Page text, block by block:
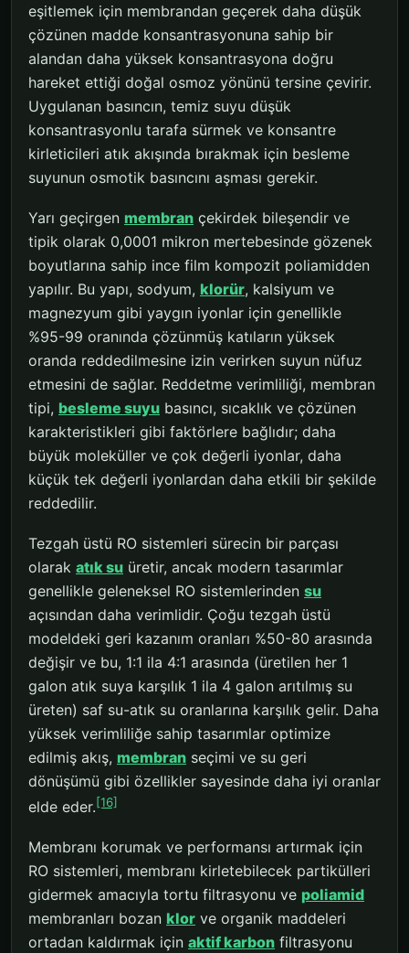
eşitlemek için membrandan geçerek daha düşük
çözünen madde konsantrasyonuna sahip bir
alandan daha yüksek konsantrasyona doğru
hareket ettiği doğal osmoz yönünü tersine çevirir.
Uygulanan basıncın, temiz suyu düşük
konsantrasyonlu tarafa sürmek ve konsantre
kirleticileri atık akışında bırakmak için besleme
suyunun osmotik basıncını aşması gerekir.
Yarı geçirgen membran çekirdek bileşendir ve
tipik olarak 0,0001 mikron mertebesinde gözenek
boyutlarına sahip ince film kompozit poliamidden
yapılır. Bu yapı, sodyum, klorür, kalsiyum ve
magnezyum gibi yaygın iyonlar için genellikle
%95-99 oranında çözünmüş katıların yüksek
oranda reddedilmesine izin verirken suyun nüfuz
etmesini de sağlar. Reddetme verimliliği, membran
tipi, besleme suyu basıncı, sıcaklık ve çözünen
karakteristikleri gibi faktörlere bağlıdır; daha
büyük moleküller ve çok değerli iyonlar, daha
küçük tek değerli iyonlardan daha etkili bir şekilde
reddedilir.
Tezgah üstü RO sistemleri sürecin bir parçası
olarak atık su üretir, ancak modern tasarımlar
genellikle geleneksel RO sistemlerinden su
açısından daha verimlidir. Çoğu tezgah üstü
modeldeki geri kazanım oranları %50-80 arasında
değişir ve bu, 1:1 ila 4:1 arasında (üretilen her 1
galon atık suya karşılık 1 ila 4 galon arıtılmış su
üreten) saf su-atık su oranlarına karşılık gelir. Daha
yüksek verimliliğe sahip tasarımlar optimize
edilmiş akış, membran seçimi ve su geri
dönüşümü gibi özellikler sayesinde daha iyi oranlar
elde eder.[16]
Membranı korumak ve performansı artırmak için
RO sistemleri, membranı kirletebilecek partikülleri
gidermek amacıyla tortu filtrasyonu ve poliamid
membranları bozan klor ve organik maddeleri
ortadan kaldırmak için aktif karbon filtrasyonu